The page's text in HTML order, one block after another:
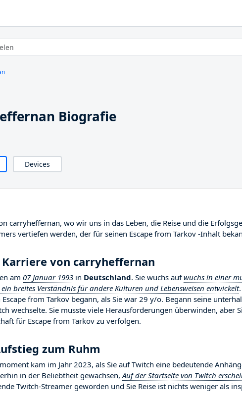
Biografie
Devices
carryheffernan, wo wir uns in das Leben, die Reise und die
vertiefen werden, der für seinen Escape from Tarkov -Inhalt
Karriere von carryheffernan
am 07 Januar 1993 in Deutschland. Sie wuchs aufwuchs in einer
breites Verständnis für andere Kulturen und Lebensweisen entwickelt.
from Tarkov begann, als Sie war 29 y/o. Begann seine
wechselte. Sie musste viele Herausforderungen überwinden, aber
für Escape from Tarkov zu verfolgen.
zum Ruhm
kam im Jahr 2023, als Sie auf Twitch eine bedeutende
in der Beliebtheit gewachsen,Auf der Startseite von Twitch
Twitch-Streamer geworden und Sie Reise ist nichts weniger als